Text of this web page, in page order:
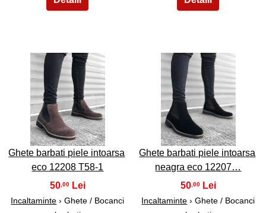
39
Ghete barbati piele intoarsa
eco 12208 T58-1
50,00
Incaltaminte › Ghete / Bocanci
40
Ghete barbati piele intoarsa
neagra eco 12207…
50,00
Incaltaminte › Ghete / Bocanci